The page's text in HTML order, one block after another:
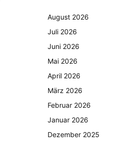
August 2026
Juli 2026
Juni 2026
Mai 2026
April 2026
März 2026
Februar 2026
Januar 2026
Dezember 2025